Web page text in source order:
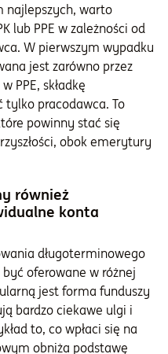
najlepszych, warto
lub PPE w zależności od
W pierwszym wypadku
jest zarówno przez
PPE, składkę
tylko pracodawca. To
powinny stać się
obok emerytury
również
konta
długoterminowego
oferowane w różnej
jest forma funduszy
bardzo ciekawe ulgi i
to, co wpłaci się na
obniża podstawę